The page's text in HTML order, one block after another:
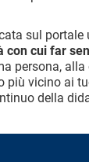
sul
con cui far
persona,
più vicino ai
della